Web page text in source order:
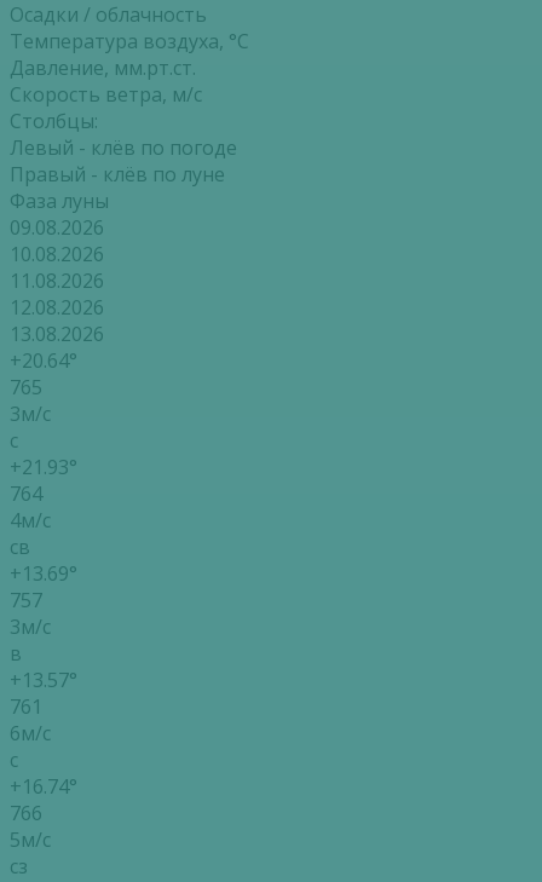
Осадки / облачность
Температура воздуха, °С
Давление, мм.рт.ст.
Скорость ветра, м/с
Столбцы:
Левый - клёв по погоде
Правый - клёв по луне
Фаза луны
09.08.2026
10.08.2026
11.08.2026
12.08.2026
13.08.2026
+20.64°
765
3м/с
с
+21.93°
764
4м/с
св
+13.69°
757
3м/с
в
+13.57°
761
6м/с
с
+16.74°
766
5м/с
сз